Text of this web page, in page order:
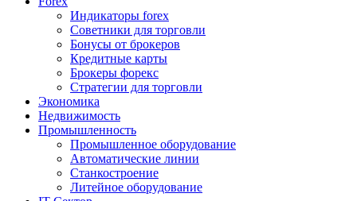
Индикаторы forex
Советники для торговли
Бонусы от брокеров
Кредитные карты
Брокеры форекс
Стратегии для торговли
Экономика
Недвижимость
Промышленность
Промышленное оборудование
Автоматические линии
Станкостроение
Литейное оборудование